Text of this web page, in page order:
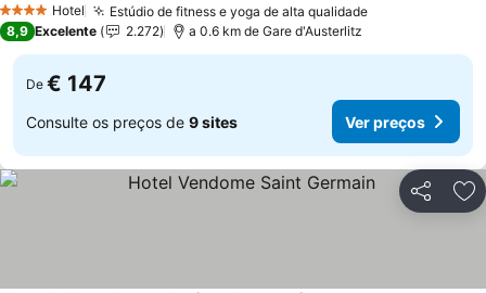
4 EstrelasHotel Estúdio de fitness e yoga de alta qualidadeVer preços
8,9 Excelente 2.272 a 0.6 km de Gare d'Austerlitz
De € 147
Consulte os preços de 9 sites Ver preços
Partilhar